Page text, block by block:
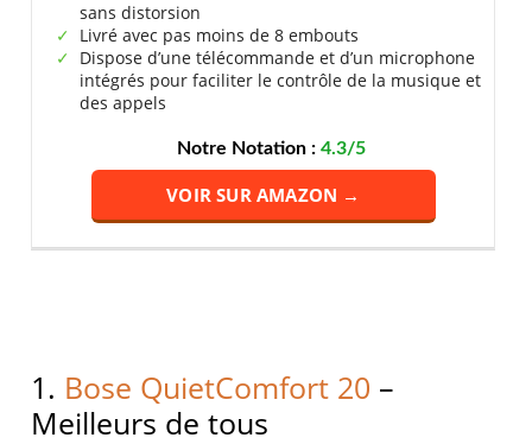
sans distorsion
Livré avec pas moins de 8 embouts
Dispose d’une télécommande et d’un microphone
intégrés pour faciliter le contrôle de la musique et
des appels
Notre Notation :4.3/5
VOIR SUR AMAZON →
1. Bose QuietComfort 20 –
Meilleurs de tous